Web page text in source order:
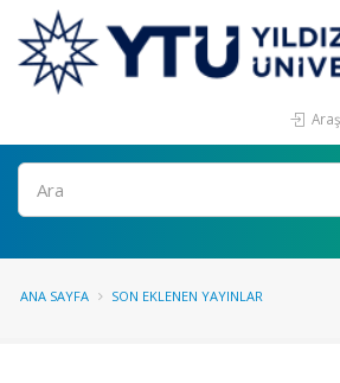
Ara
ANA SAYFA SON EKLENEN YAYINLAR